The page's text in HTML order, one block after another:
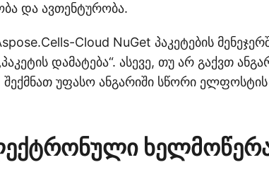
და ავთენტურობა.
Cloud NuGet პაკეტების
დამატება“. ასევე, თუ არ გაქვთ
უფასო ანგარიში სწორი ელფოსტის